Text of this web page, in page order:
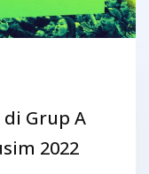
di Grup A
2022